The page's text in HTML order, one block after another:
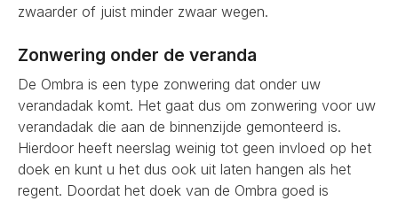
zwaarder of juist minder zwaar wegen.
Zonwering onder de veranda
De Ombra is een type zonwering dat onder uw
verandadak komt. Het gaat dus om zonwering voor uw
verandadak die aan de binnenzijde gemonteerd is.
Hierdoor heeft neerslag weinig tot geen invloed op het
doek en kunt u het dus ook uit laten hangen als het
regent. Doordat het doek van de Ombra goed is